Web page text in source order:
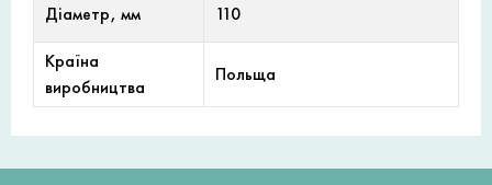
Діаметр, мм 110
Країна
виробництва
Польща